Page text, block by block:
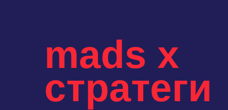
mads х
стратеги